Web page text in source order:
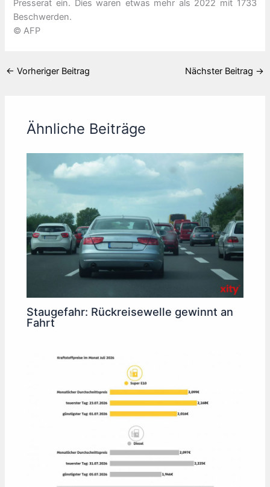
Presserat ein. Dies waren etwas mehr als 2022 mit 1733
Beschwerden.
© AFP
← Vorheriger Beitrag Nächster Beitrag →
Ähnliche Beiträge
Staugefahr: Rückreisewelle gewinnt an
Fahrt